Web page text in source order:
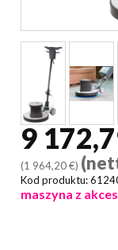
9
(1 964,20 €)
Kod produktu:
maszyna z